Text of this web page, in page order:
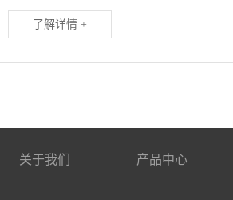
了解详情 +
关于我们 产品中心